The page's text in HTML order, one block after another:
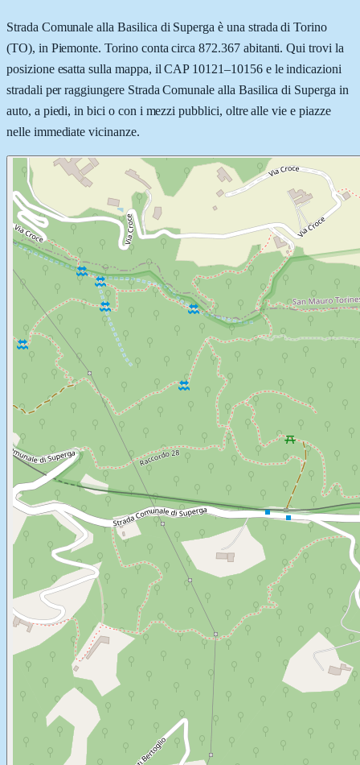
Strada Comunale alla Basilica di Superga è una strada di Torino
(TO), in Piemonte. Torino conta circa 872.367 abitanti. Qui trovi la
posizione esatta sulla mappa, il CAP 10121–10156 e le indicazioni
stradali per raggiungere Strada Comunale alla Basilica di Superga in
auto, a piedi, in bici o con i mezzi pubblici, oltre alle vie e piazze
nelle immediate vicinanze.